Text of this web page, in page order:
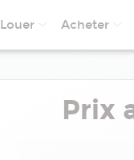
Louer Acheter
Prix